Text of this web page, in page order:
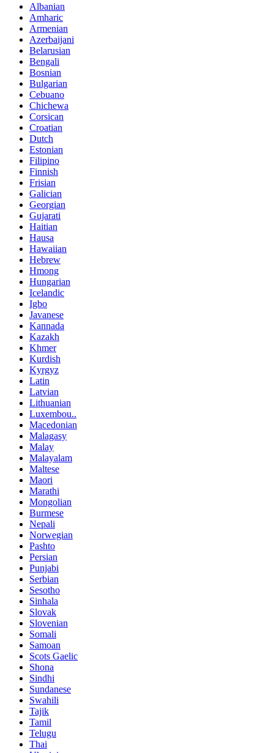
Albanian
Amharic
Armenian
Azerbaijani
Belarusian
Bengali
Bosnian
Bulgarian
Cebuano
Chichewa
Corsican
Croatian
Dutch
Estonian
Filipino
Finnish
Frisian
Galician
Georgian
Gujarati
Haitian
Hausa
Hawaiian
Hebrew
Hmong
Hungarian
Icelandic
Igbo
Javanese
Kannada
Kazakh
Khmer
Kurdish
Kyrgyz
Latin
Latvian
Lithuanian
Luxembou..
Macedonian
Malagasy
Malay
Malayalam
Maltese
Maori
Marathi
Mongolian
Burmese
Nepali
Norwegian
Pashto
Persian
Punjabi
Serbian
Sesotho
Sinhala
Slovak
Slovenian
Somali
Samoan
Scots Gaelic
Shona
Sindhi
Sundanese
Swahili
Tajik
Tamil
Telugu
Thai